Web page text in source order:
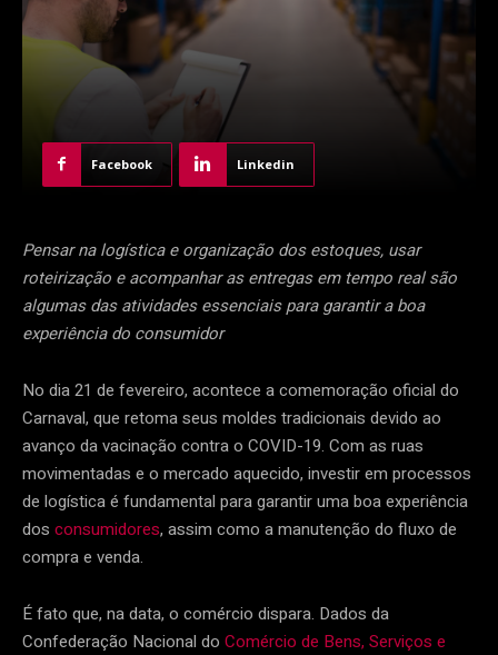
Facebook Linkedin
Pensar na logística e organização dos estoques, usar
roteirização e acompanhar as entregas em tempo real são
algumas das atividades essenciais para garantir a boa
experiência do consumidor
No dia 21 de fevereiro, acontece a comemoração oficial do
Carnaval, que retoma seus moldes tradicionais devido ao
avanço da vacinação contra o COVID-19. Com as ruas
movimentadas e o mercado aquecido, investir em processos
de logística é fundamental para garantir uma boa experiência
dos consumidores, assim como a manutenção do fluxo de
compra e venda.
É fato que, na data, o comércio dispara. Dados da
Confederação Nacional do Comércio de Bens, Serviços e